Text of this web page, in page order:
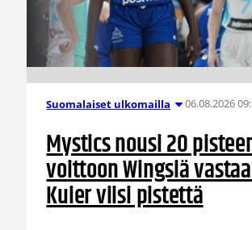
Suomalaiset ulkomailla 06.08.2026
Mystics nousi 20
voittoon Wingsiä
Kuier viisi pistettä